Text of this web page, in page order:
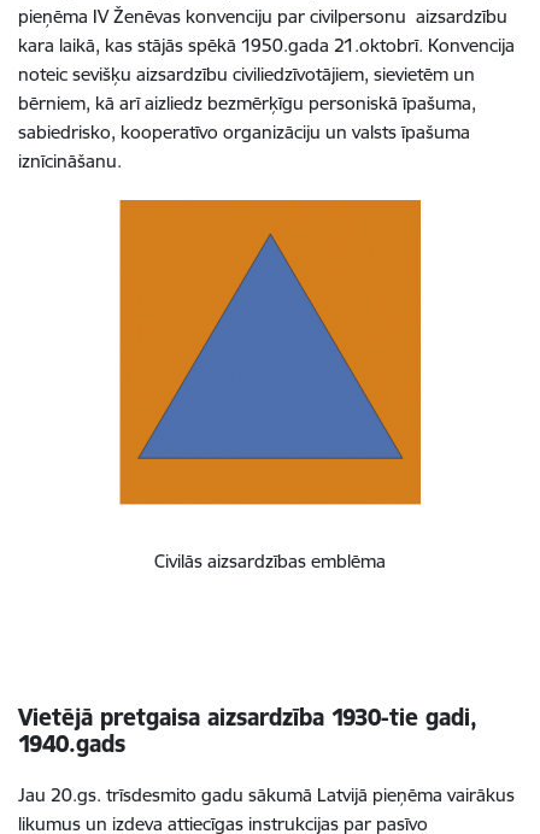
pieņēma IV Ženēvas konvenciju par civilpersonu aizsardzību
kara laikā, kas stājās spēkā 1950.gada 21.oktobrī. Konvencija
noteic sevišķu aizsardzību civiliedzīvotājiem, sievietēm un
bērniem, kā arī aizliedz bezmērķīgu personiskā īpašuma,
sabiedrisko, kooperatīvo organizāciju un valsts īpašuma
iznīcināšanu.
Civilās aizsardzības emblēma
Vietējā pretgaisa aizsardzība 1930-tie gadi,
1940.gads
Jau 20.gs. trīsdesmito gadu sākumā Latvijā pieņēma vairākus
likumus un izdeva attiecīgas instrukcijas par pasīvo